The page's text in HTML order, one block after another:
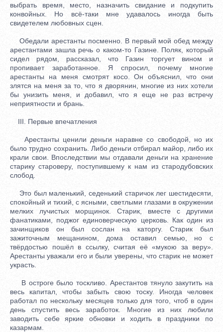
выбрать время, место, назначить свидание и подкупить
конвойных. Но всё-таки мне удавалось иногда быть
свидетелем любовных сцен.
Обедали арестанты посменно. В первый мой обед между
арестантами зашла речь о каком-то Газине. Поляк, который
сидел рядом, рассказал, что Газин торгует вином и
пропивает заработанное. Я спросил, почему многие
арестанты на меня смотрят косо. Он объяснил, что они
злятся на меня за то, что я дворянин, многие из них хотели
бы унизить меня, и добавил, что я еще не раз встречу
неприятности и брань.
III. Первые впечатления
Арестанты ценили деньги наравне со свободой, но их
было трудно сохранить. Либо деньги отбирал майор, либо их
крали свои. Впоследствии мы отдавали деньги на хранение
старику староверу, поступившему к нам из стародубовских
слобод.
Это был маленький, седенький старичок лег шестидесяти,
спокойный и тихий, с ясными, светлыми глазами в окружении
мелких лучистых морщинок. Старик, вместе с другими
фанатиками, поджог единоверческую церковь. Как один из
зачинщиков он был сослан на каторгу. Старик был
зажиточным мещанином, дома оставил семью, но с
твёрдостью пошёл в ссылку, считая её «мукою за веру».
Арестанты уважали его и были уверены, что старик не может
украсть.
В остроге было тоскливо. Арестантов тянуло закутить на
весь капитал, чтобы забыть свою тоску. Иногда человек
работал по нескольку месяцев только для того, чтоб в один
день спустить весь заработок. Многие из них любили
заводить себе яркие обновки и ходить в праздники по
казармам.